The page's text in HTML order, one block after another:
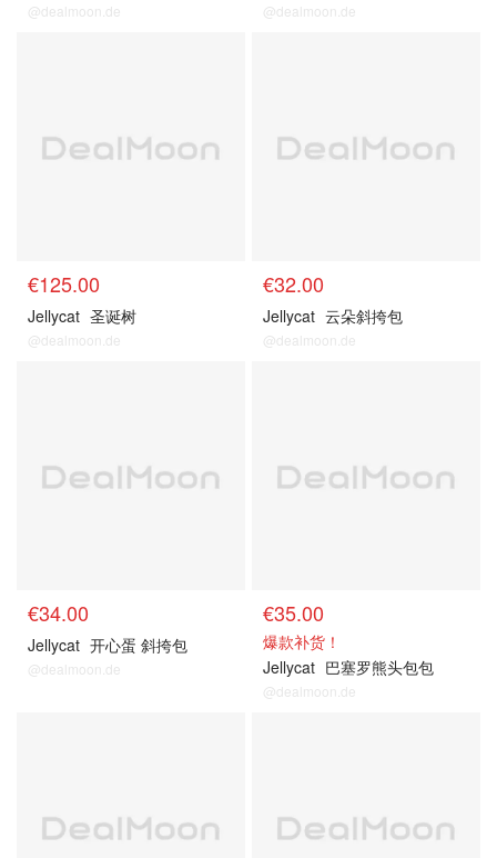
@dealmoon.de @dealmoon.de
€125.00
Jellycat 圣诞树
@dealmoon.de
€32.00
Jellycat 云朵斜挎包
@dealmoon.de
€34.00
Jellycat 开心蛋 斜挎包
@dealmoon.de
€35.00
爆款补货！
Jellycat 巴塞罗熊头包包
@dealmoon.de